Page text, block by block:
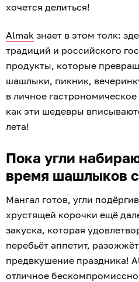
хочется делиться!
Almak знает в этом толк:
традиций и российского
продукты, которые
шашлыки, пикник,
в личное
как эти шедевры
лета!
Пока угли
время шашлыков
Мангал готов, угли
хрустящей корочки ещё
закуска, которая
перебьёт аппетит,
предвкушение праздника!
отличное